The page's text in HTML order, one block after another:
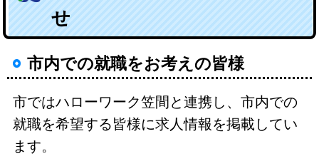
せ
市内での就職をお考えの皆様
市ではハローワーク笠間と連携し、市内での
就職を希望する皆様に求人情報を掲載してい
ます。